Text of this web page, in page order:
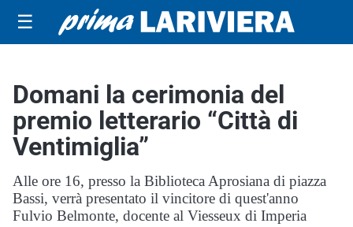
☰
Domani la cerimonia del
premio letterario “Città di
Ventimiglia”
Alle ore 16, presso la Biblioteca Aprosiana di piazza
Bassi, verrà presentato il vincitore di quest'anno
Fulvio Belmonte, docente al Viesseux di Imperia